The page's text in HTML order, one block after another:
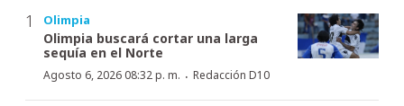
Olimpia
Olimpia buscará cortar una larga
sequía en el Norte
Agosto 6, 2026 08:32 p. m. · Redacción D10